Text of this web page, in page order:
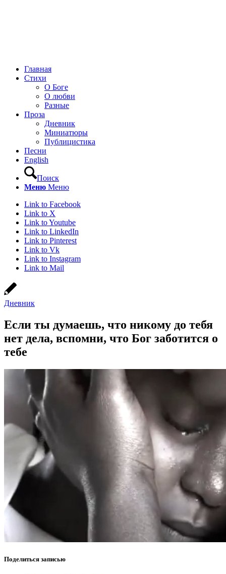
Главная
Стихи
О Боге
О любви
Разные
Проза
Дневник
Миниатюры
Публицистика
Песни
English
Поиск
Меню Меню
Link to Facebook
Link to X
Link to Youtube
Link to LinkedIn
Link to Pinterest
Link to Vk
Link to Instagram
Link to Mail
Дневник
Если ты думаешь, что никому до тебя
нет дела, вспомни, что Бог заботится о
тебе
Поделиться записью